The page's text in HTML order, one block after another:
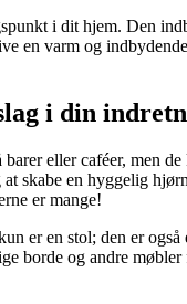
i dit hjem. Den
en varm og
i din
eller caféer, men
skabe en hyggelig
er mange!
er en stol; den er
borde og andre